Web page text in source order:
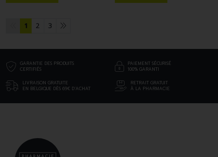
1 2 3
GARANTIE DES PRODUITS
CERTIFIÉS
PAIEMENT SÉCURISÉ
100% GARANTI
LIVRAISON GRATUITE
EN BELGIQUE DÈS 69€ D’ACHAT
RETRAIT GRATUIT
À LA PHARMACIE